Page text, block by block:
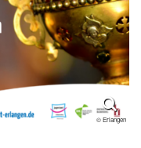
© Erlangen